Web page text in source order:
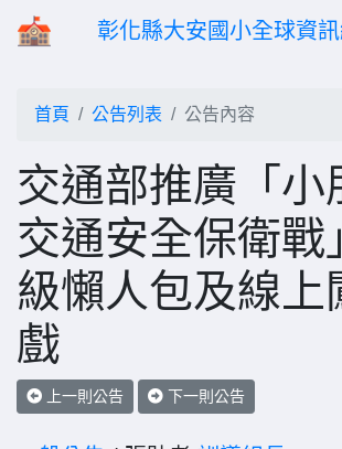
彰化縣大安國小全球資訊
首頁 公告列表 公告內容
交通部推廣「小
交通安全保衛戰
級懶人包及線上
戲
上一則公告 下一則公告